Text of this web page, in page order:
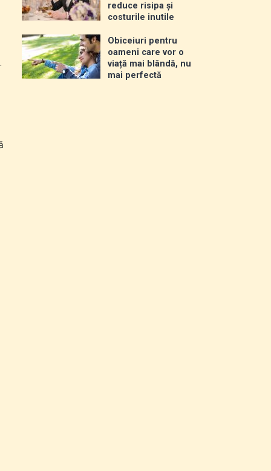
reduce risipa și
costurile inutile
Obiceiuri pentru
oameni care vor o
viață mai blândă, nu
mai perfectă